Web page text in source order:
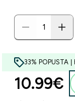
33% POPUSTA |
10.99€‎